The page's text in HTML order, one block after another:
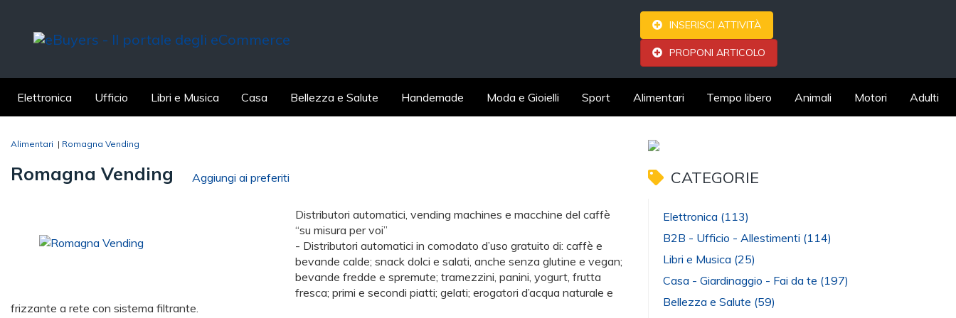
INSERISCI ATTIVITÀ
PROPONI ARTICOLO
Elettronica Ufficio Libri e Musica Casa Bellezza e Salute Handemade Moda e Gioielli Sport Alimentari Tempo libero Animali Motori Adulti
Alimentari | Romagna Vending
Romagna Vending Aggiungi ai preferiti
Distributori automatici, vending machines e macchine del caffè
“su misura per voi”
- Distributori automatici in comodato d’uso gratuito di: caffè e
bevande calde; snack dolci e salati, anche senza glutine e vegan;
bevande fredde e spremute; tramezzini, panini, yogurt, frutta
fresca; primi e secondi piatti; gelati; erogatori d’acqua naturale e
frizzante a rete con sistema filtrante.
CATEGORIE
Elettronica (113)
B2B - Ufficio - Allestimenti (114)
Libri e Musica (25)
Casa - Giardinaggio - Fai da te (197)
Bellezza e Salute (59)